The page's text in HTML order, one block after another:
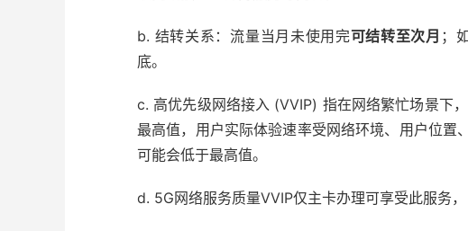
b. 结转关系：流量当月未使用完可结转至次月 ；
底。
c. 高优先级网络接入 (VVIP) 指在网络繁忙场景下
最高值，用户实际体验速率受网络环境、用户位置
可能会低于最高值。
d. 5G网络服务质量VVIP仅主卡办理可享受此服务